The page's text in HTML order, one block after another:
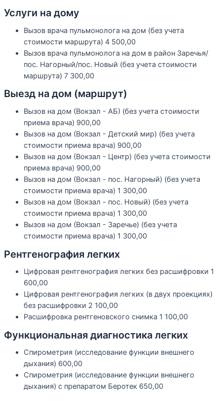
Услуги на дому
Вызов врача пульмонолога на дом (без учета
стоимости маршрута) 4 500,00
Вызов врача пульмонолога на дом в район Заречья/
пос. Нагорный/пос. Новый (без учета стоимости
маршрута) 7 300,00
Выезд на дом (маршрут)
Вызов на дом (Вокзал - АБ) (без учета стоимости
приема врача) 900,00
Вызов на дом (Вокзал - Детский мир) (без учета
стоимости приема врача) 900,00
Вызов на дом (Вокзал - Центр) (без учета стоимости
приема врача) 900,00
Вызов на дом (Вокзал - пос. Нагорный) (без учета
стоимости приема врача) 1 300,00
Вызов на дом (Вокзал - пос. Новый) (без учета
стоимости приема врача) 1 300,00
Вызов на дом (Вокзал - Заречье) (без учета
стоимости приема врача) 1 300,00
Рентгенография легких
Цифровая рентгенография легких без расшифровки 1
600,00
Цифровая рентгенография легких (в двух проекциях)
без расшифровки 2 100,00
Расшифровка рентгеновского снимка 1 100,00
Функциональная диагностика легких
Спирометрия (исследование функции внешнего
дыхания) 600,00
Спирометрия (исследование функции внешнего
дыхания) с препаратом Беротек 650,00